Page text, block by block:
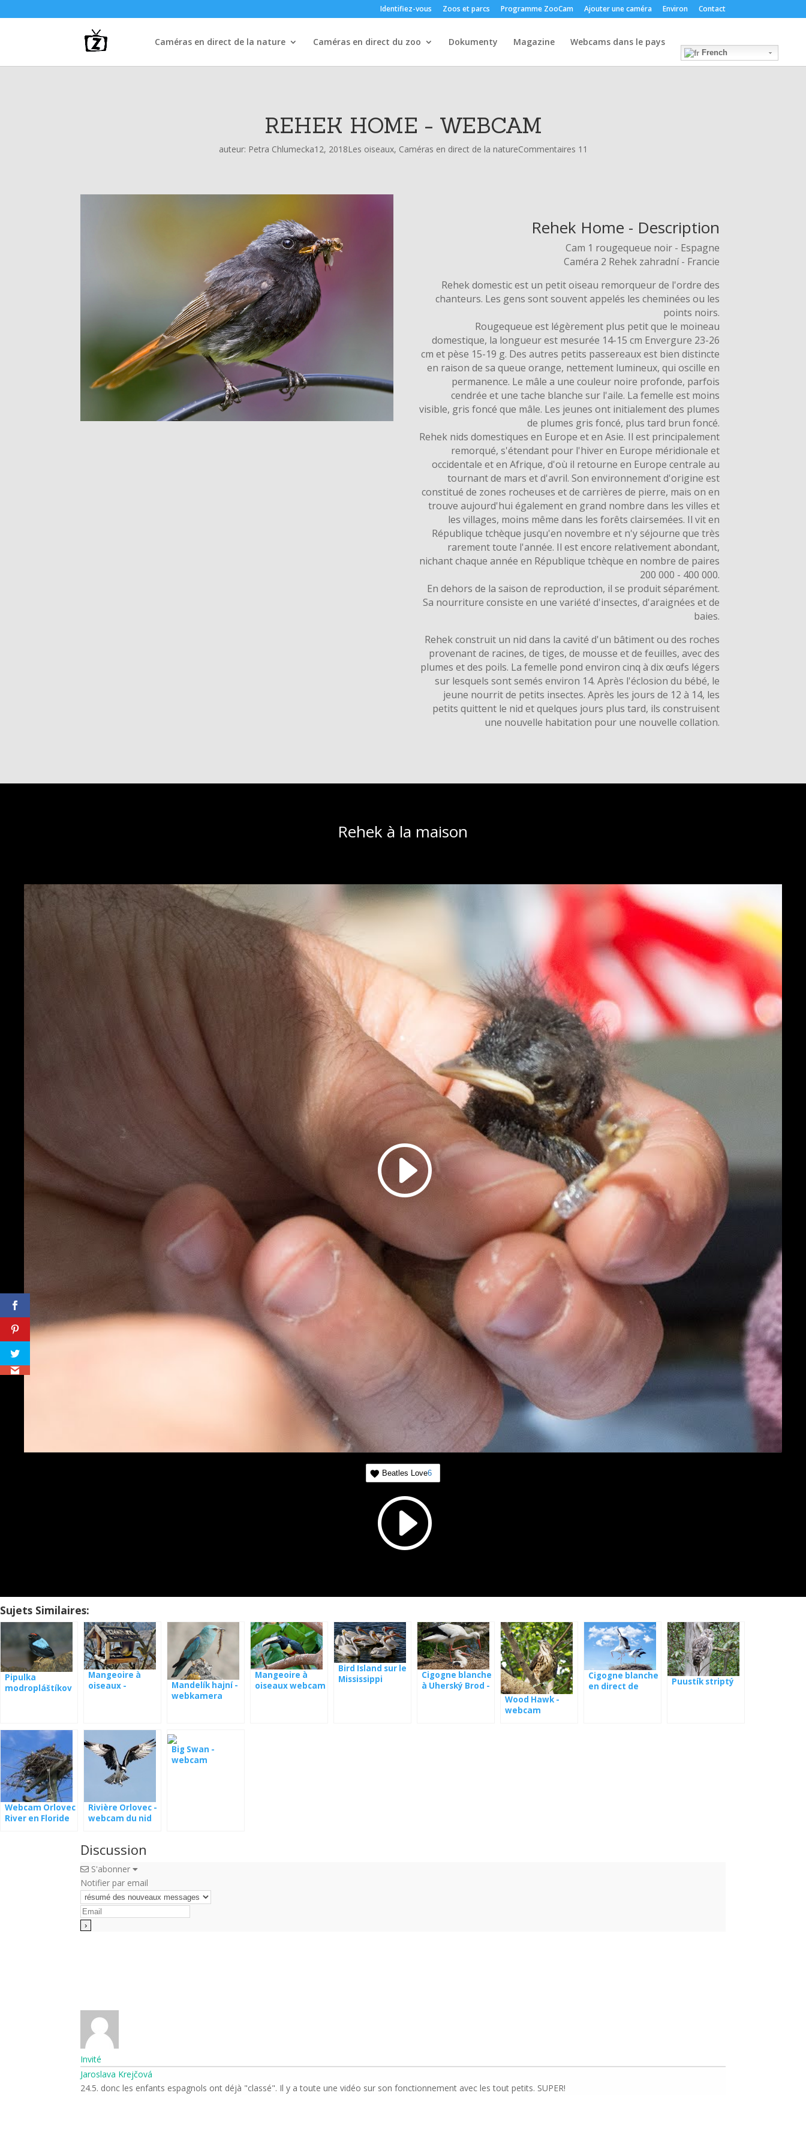
Identifiez-vous Zoos et parcs Programme ZooCam Ajouter une caméra Environ Contact
Caméras en direct de la nature Caméras en direct du zoo Dokumenty Magazine Webcams dans le pays
French
REHEK HOME - WEBCAM
auteur: Petra Chlumecka12, 2018Les oiseaux, Caméras en direct de la natureCommentaires 11
Rehek Home - Description
Cam 1 rougequeue noir - Espagne
Caméra 2 Rehek zahradní - Francie
Rehek domestic est un petit oiseau remorqueur de l'ordre des
chanteurs. Les gens sont souvent appelés les cheminées ou les
points noirs.
Rougequeue est légèrement plus petit que le moineau
domestique, la longueur est mesurée 14-15 cm Envergure 23-26
cm et pèse 15-19 g. Des autres petits passereaux est bien distincte
en raison de sa queue orange, nettement lumineux, qui oscille en
permanence. Le mâle a une couleur noire profonde, parfois
cendrée et une tache blanche sur l'aile. La femelle est moins
visible, gris foncé que mâle. Les jeunes ont initialement des plumes
de plumes gris foncé, plus tard brun foncé.
Rehek nids domestiques en Europe et en Asie. Il est principalement
remorqué, s'étendant pour l'hiver en Europe méridionale et
occidentale et en Afrique, d'où il retourne en Europe centrale au
tournant de mars et d'avril. Son environnement d'origine est
constitué de zones rocheuses et de carrières de pierre, mais on en
trouve aujourd'hui également en grand nombre dans les villes et
les villages, moins même dans les forêts clairsemées. Il vit en
République tchèque jusqu'en novembre et n'y séjourne que très
rarement toute l'année. Il est encore relativement abondant,
nichant chaque année en République tchèque en nombre de paires
200 000 - 400 000.
En dehors de la saison de reproduction, il se produit séparément.
Sa nourriture consiste en une variété d'insectes, d'araignées et de
baies.
Rehek construit un nid dans la cavité d'un bâtiment ou des roches
provenant de racines, de tiges, de mousse et de feuilles, avec des
plumes et des poils. La femelle pond environ cinq à dix œufs légers
sur lesquels sont semés environ 14. Après l'éclosion du bébé, le
jeune nourrit de petits insectes. Après les jours de 12 à 14, les
petits quittent le nid et quelques jours plus tard, ils construisent
une nouvelle habitation pour une nouvelle collation.
Rehek à la maison
Beatles Love6
Sujets Similaires:
Pipulka
modropláštíkov
Mangeoire à
oiseaux -
Mandelík hajní -
webkamera
Mangeoire à
oiseaux webcam
Bird Island sur le
Mississippi
Cigogne blanche
à Uherský Brod -
Wood Hawk -
webcam
Cigogne blanche
en direct de
Puustík striptý
Webcam Orlovec
River en Floride
Rivière Orlovec -
webcam du nid
Big Swan -
webcam
Discussion
S'abonner
Notifier par email
Invité
Jaroslava Krejčová
24.5. donc les enfants espagnols ont déjà "classé". Il y a toute une vidéo sur son fonctionnement avec les tout petits. SUPER!